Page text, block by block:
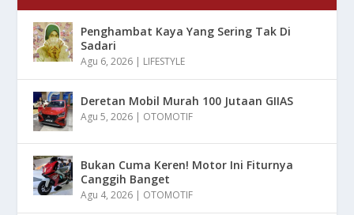
Penghambat Kaya Yang Sering Tak Di
Sadari
Agu 6, 2026 | LIFESTYLE
Deretan Mobil Murah 100 Jutaan GIIAS
Agu 5, 2026 | OTOMOTIF
Bukan Cuma Keren! Motor Ini Fiturnya
Canggih Banget
Agu 4, 2026 | OTOMOTIF